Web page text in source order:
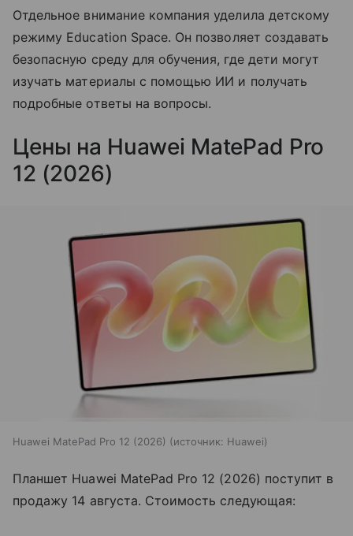
Отдельное внимание компания уделила детскому
режиму Education Space. Он позволяет создавать
безопасную среду для обучения, где дети могут
изучать материалы с помощью ИИ и получать
подробные ответы на вопросы.
Цены на Huawei MatePad Pro
12 (2026)
Huawei MatePad Pro 12 (2026) источник: Huawei
Планшет Huawei MatePad Pro 12 (2026) поступит в
продажу 14 августа. Стоимость следующая: